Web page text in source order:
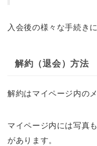
入会後の様々な手続き
解約（退会）方法
解約はマイページ内の
マイページ内には写真
があります。